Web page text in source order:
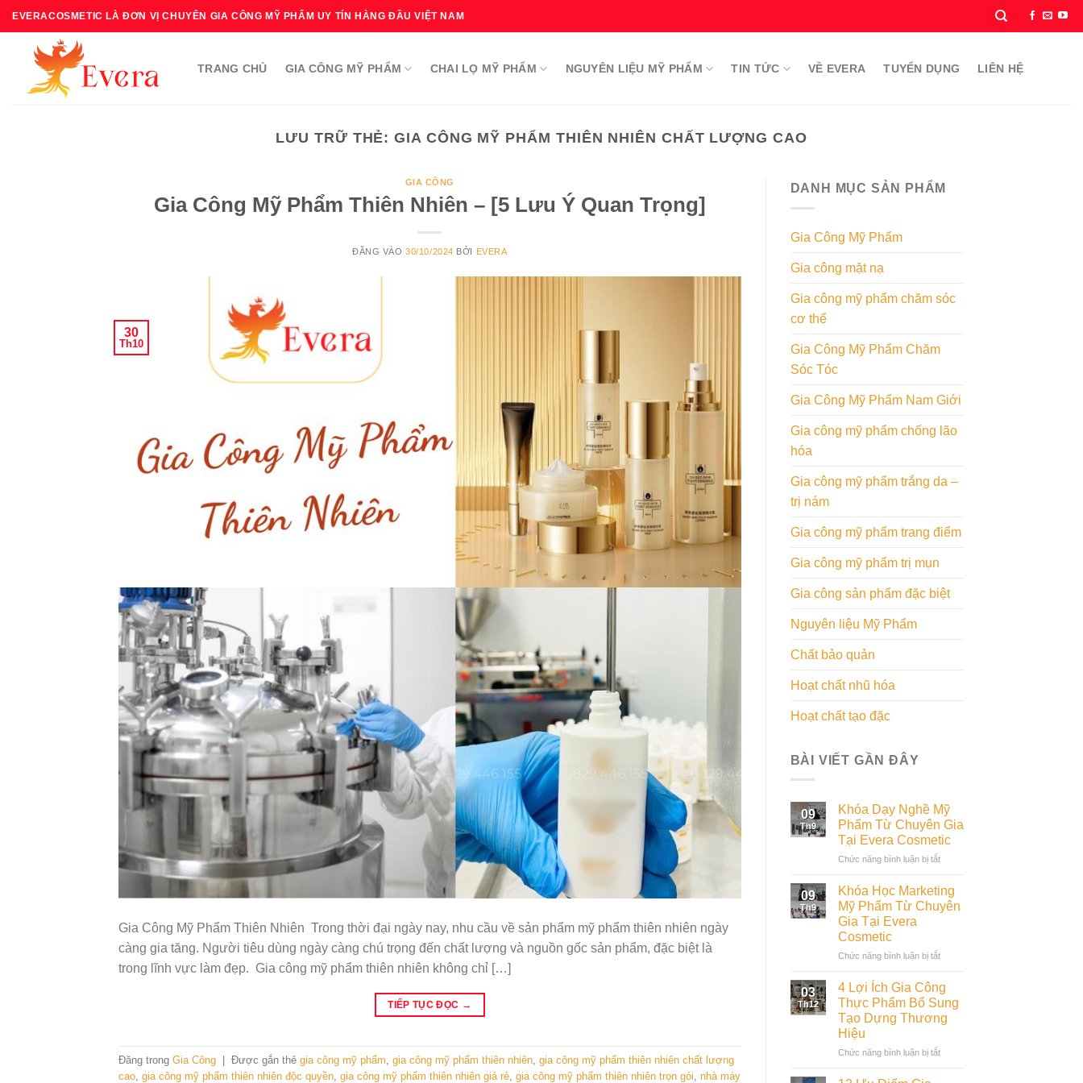
Bỏ
qua
EVERACOSMETIC LÀ ĐƠN VỊ CHUYÊN GIA CÔNG MỸ PHẨM UY TÍN HÀNG ĐẦU VIỆT NAM
TRANG CHỦ GIA CÔNG MỸ PHẨM CHAI LỌ MỸ PHẨM NGUYÊN LIỆU MỸ PHẨM TIN TỨC VỀ EVERA TUYỂN DỤNG LIÊN HỆ
LƯU TRỮ THẺ:GIA CÔNG MỸ PHẨM THIÊN NHIÊN CHẤT LƯỢNG CAO
GIA CÔNG
Gia Công Mỹ Phẩm Thiên Nhiên – [5 Lưu Ý Quan Trọng]
ĐĂNG VÀO30/10/2024 BỞI EVERA
30
Th10
Gia Công Mỹ Phẩm Thiên Nhiên Trong thời đại ngày nay, nhu cầu về sản phẩm mỹ phẩm thiên nhiên ngày
càng gia tăng. Người tiêu dùng ngày càng chú trọng đến chất lượng và nguồn gốc sản phẩm, đặc biệt là
trong lĩnh vực làm đẹp. Gia công mỹ phẩm thiên nhiên không chỉ […]
TIẾP TỤC ĐỌC →
Đăng trong Gia Công | Được gắn thẻ gia công mỹ phẩm gia công mỹ phẩm thiên nhiên gia công mỹ phẩm thiên nhiên chất lượng
cao gia công mỹ phẩm thiên nhiên độc quyền gia công mỹ phẩm thiên nhiên giá rẻ gia công mỹ phẩm thiên nhiên trọn gói nhà máy
DANH MỤC SẢN PHẨM
Gia Công Mỹ Phẩm
Gia công mặt nạ
Gia công mỹ phẩm chăm sóc
cơ thể
Gia Công Mỹ Phẩm Chăm
Sóc Tóc
Gia Công Mỹ Phẩm Nam Giới
Gia công mỹ phẩm chống lão
hóa
Gia công mỹ phẩm trắng da –
trị nám
Gia công mỹ phẩm trang điểm
Gia công mỹ phẩm trị mụn
Gia công sản phẩm đặc biệt
Nguyên liệu Mỹ Phẩm
Chất bảo quản
Hoạt chất nhũ hóa
Hoạt chất tạo đặc
BÀI VIẾT GẦN ĐÂY
09
Th9
Khóa Dạy Nghề Mỹ
Phẩm Từ Chuyên Gia
Tại Evera Cosmetic
Chức năng bình luận bị tắtở
Dạy
Nghề
Mỹ
Chuyên
Evera
Cosmetic
09
Th9
Khóa Học Marketing
Mỹ Phẩm Từ Chuyên
Gia Tại Evera
Cosmetic
Chức năng bình luận bị tắtở
Marketing
Mỹ
Phẩm
Chuyên
03
Th12
4 Lợi Ích Gia Công
Thực Phẩm Bổ Sung
Tạo Dựng Thương
Hiệu
Chức năng bình luận bị tắtở